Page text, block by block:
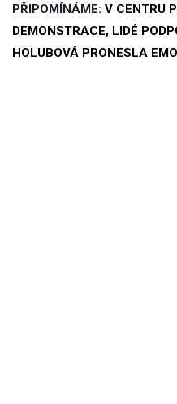
PŘIPOMÍNÁME: V CENTRU
DEMONSTRACE, LIDÉ
HOLUBOVÁ PRONESLA